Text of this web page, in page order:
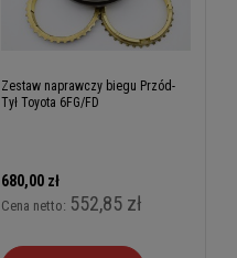
Zestaw naprawczy biegu Przód-
Tył Toyota 6FG/FD
680,00 zł
Cena netto: 552,85 zł